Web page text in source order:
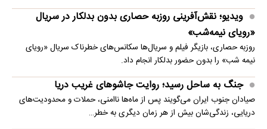
ویدیو؛ نقش‌آفرینی روزبه حصاری بدون بدلکار در سریال
«رویای نیمه‌شب»
روزبه حصاری، بازیگر فیلم و سریال‌ها سکانس‌های خطرناک سریال «رویای
نیمه شب» را بدون حضور بدلکار انجام داد.
جنگ به ساحل رسید؛ روایت جاشوهای غریب دریا
صیادان جنوب ایران می‌گویند پس از ماه‌ها ناامنی، حملات و محدودیت‌های
دریایی، زندگی‌شان بیش از هر زمان دیگری به خطر…